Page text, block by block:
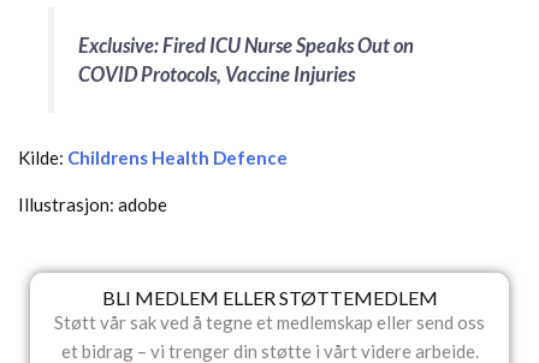
Exclusive: Fired ICU Nurse Speaks Out on
COVID Protocols, Vaccine Injuries
Kilde: Childrens Health Defence
Illustrasjon: adobe
BLI MEDLEM ELLER STØTTEMEDLEM
Støtt vår sak ved å tegne et medlemskap eller send oss
et bidrag – vi trenger din støtte i vårt videre arbeide.